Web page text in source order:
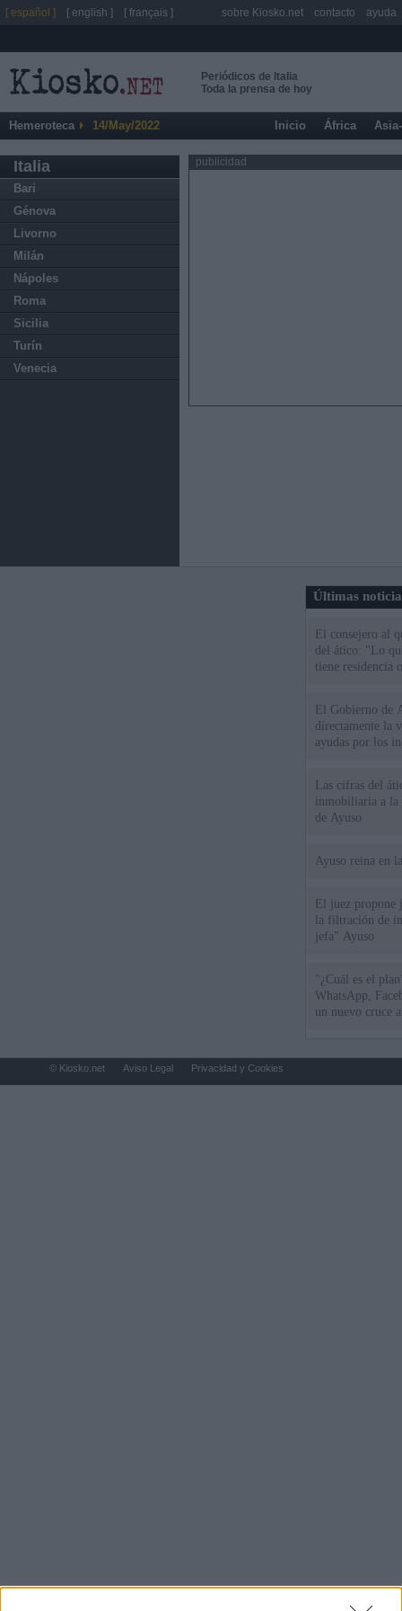
Periódicos de Italia
Toda la prensa de hoy
Hemeroteca 14/May/2022 Inicio África
Italia
Bari
Génova
Livorno
Milán
Nápoles
Roma
Sicilia
Turín
Venecia
publicidad
Últimas
El consejero al
del ático: "Lo
tiene residencia
El Gobierno de
directamente la
ayudas por los
Las cifras del
inmobiliaria a la
de Ayuso
Ayuso reina en
El juez propone
la filtración de
jefa" Ayuso
"¿Cuál es el
WhatsApp,
un nuevo cruce
[ español ] [ english ] [ français ] sobre Kiosko.net contacto ayuda
© Kiosko.net Aviso Legal Privacidad y Cookies